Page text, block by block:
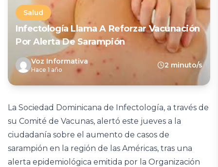
Salud
Infectología Llama A Reforzar Vacunación
Por Alerta De Sarampión
Voz Informativa
Hace 1 año
2 minuto/s
La Sociedad Dominicana de Infectología, a través de
su Comité de Vacunas, alertó este jueves a la
ciudadanía sobre el aumento de casos de
sarampión en la región de las Américas, tras una
alerta epidemiológica emitida por la Organización